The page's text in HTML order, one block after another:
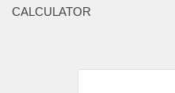
CALCULATOR